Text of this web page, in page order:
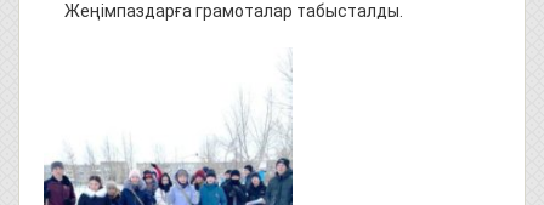
Жеңімпаздарға грамоталар табысталды.